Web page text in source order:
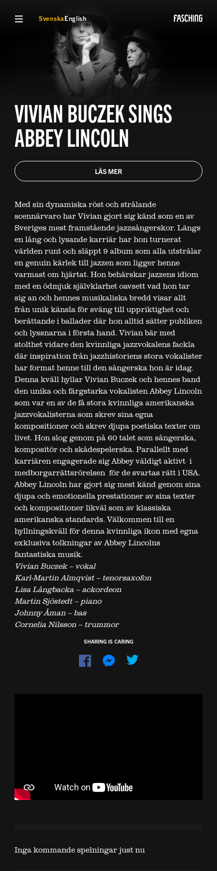
VISA MENYSvenskaEnglish
VIVIAN BUCZEK SINGS
ABBEY LINCOLN
LÄS MER
Med sin dynamiska röst och strålande
scennärvaro harViviangjort sig känd som en av
Sveriges mest framstående jazzsångerskor. Längs
en lång och lysande karriär har hon turnerat
världen runt och släppt 9 album som alla utstrålar
en genuin kärlek till jazzen som ligger henne
varmast om hjärtat. Hon behärskar jazzens idiom
med en ödmjuk självklarhet oavsett vad hon tar
sig an och hennes musikaliska bredd visar allt
från unik känsla för sväng till uppriktighet och
berättande i ballader där hon alltid sätter publiken
och lyssnarna i första hand.Vivianbär med
stolthet vidare den kvinnliga jazzvokalens fackla
där inspiration från jazzhistoriens stora vokalister
har format henne till den sångerska hon är idag.
Denna kväll hyllar Vivian Buczek och hennes band
den unika och färgstarka vokalisten Abbey Lincoln
som var en av de få stora kvinnliga amerikanska
jazzvokalisterna som skrev sina egna
kompositioner och skrev djupa poetiska texter om
livet. Hon slog genom på 60 talet som sångerska,
kompositör och skådespelerska. Parallellt med
karriären engagerade sig Abbey väldigt aktivt i
medborgarrättsrörelsen för de svartas rätt i USA.
Abbey Lincoln har gjort sig mest känd genom sina
djupa och emotionella prestationer av sina texter
och kompositioner likväl som av klassiska
amerikanska standards. Välkommen till en
hyllningskväll för denna kvinnliga ikon med egna
exklusiva tolkningar av Abbey Lincolns
fantastiska musik.
Vivian Buczek – vokal
Karl-Martin Almqvist – tenorsaxofon
Lisa Långbacka – ackordeon
Martin Sjöstedt – piano
Johnny Åman – bas
Cornelia Nilsson – trummor
SHARING IS CARING
Dela
Dela
Inga kommande spelningar just nu